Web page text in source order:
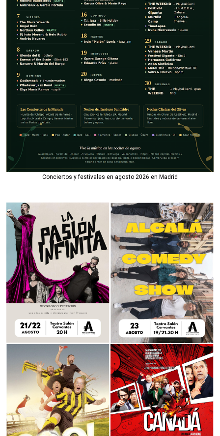
Conciertos y festivales en agosto 2026 en Madrid